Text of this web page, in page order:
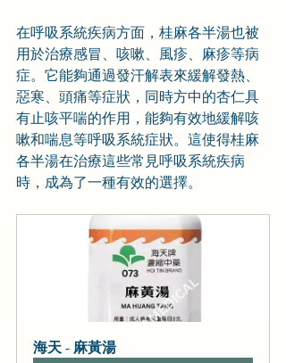
在呼吸系統疾病方面，桂麻各半湯也被
用於治療感冒、咳嗽、風疹、麻疹等病
症。它能夠通過發汗解表來緩解發熱、
惡寒、頭痛等症狀，同時方中的杏仁具
有止咳平喘的作用，能夠有效地緩解咳
嗽和喘息等呼吸系統症狀。這使得桂麻
各半湯在治療這些常見呼吸系統疾病
時，成為了一種有效的選擇。
海天 - 麻黃湯